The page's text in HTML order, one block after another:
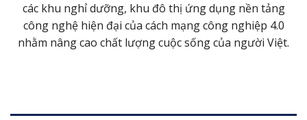
các khu nghỉ dưỡng, khu đô thị ứng dụng nền tảng
công nghệ hiện đại của cách mạng công nghiệp 4.0
nhằm nâng cao chất lượng cuộc sống của người Việt.